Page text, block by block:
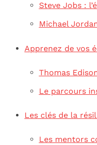
Steve Jobs :
Michael
Apprenez de vos
Thomas
Le parcours
Les clés de la
Les mentors